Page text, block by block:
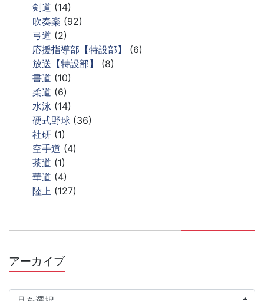
剣道 (14)
吹奏楽 (92)
弓道 (2)
応援指導部【特設部】
(6)
放送【特設部】
(8)
書道 (10)
柔道 (6)
水泳 (14)
硬式野球 (36)
社研 (1)
空手道 (4)
茶道 (1)
華道 (4)
陸上 (127)
アーカイブア
ー
カ